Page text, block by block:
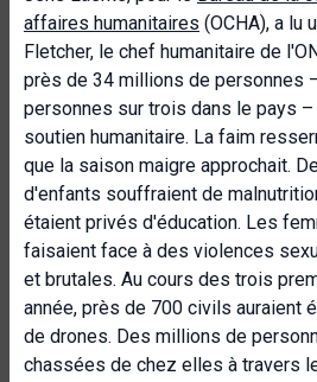
affaires humanitaires (OCHA), a lu
Fletcher, le chef humanitaire de
près de 34 millions de personnes
personnes sur trois dans le pays
soutien humanitaire. La faim
que la saison maigre approchait.
d'enfants souffraient de
étaient privés d'éducation. Les
faisaient face à des violences
et brutales. Au cours des trois
année, près de 700 civils auraient
de drones. Des millions de
chassées de chez elles à travers